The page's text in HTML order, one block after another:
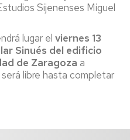
Sijenenses Miguel
lugar el viernes 13
Sinués del edificio
de Zaragoza a
libre hasta completar